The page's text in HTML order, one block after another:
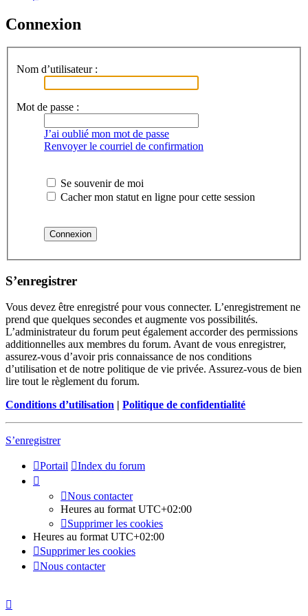
Connexion
Nom d’utilisateur :
Mot de passe :
J’ai oublié mon mot de passe
Renvoyer le courriel de confirmation
Se souvenir de moi
Cacher mon statut en ligne pour cette session
S’enregistrer
Vous devez être enregistré pour vous connecter. L’enregistrement ne
prend que quelques secondes et augmente vos possibilités.
L’administrateur du forum peut également accorder des permissions
additionnelles aux membres du forum. Avant de vous enregistrer,
assurez-vous d’avoir pris connaissance de nos conditions
d’utilisation et de notre politique de vie privée. Assurez-vous de bien
lire tout le règlement du forum.
Conditions d’utilisation | Politique de confidentialité
S’enregistrer
Portail Index du forum
Nous contacter
Heures au formatUTC+02:00
Supprimer les cookies
Heures au formatUTC+02:00
Supprimer les cookies
Nous contacter